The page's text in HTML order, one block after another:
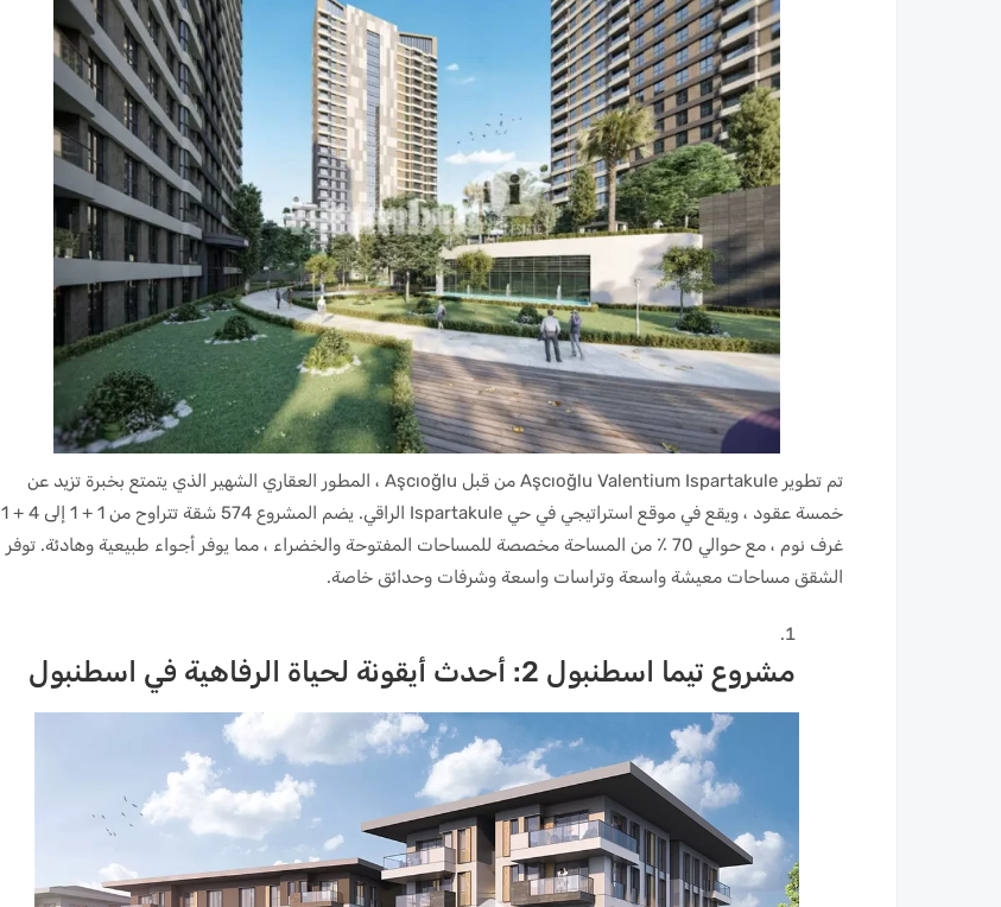
تم تطوير Aşcıoğlu Valentium Ispartakule من قبل Aşcıoğlu ، المطور العقاري الشهير الذي يتمتع بخبرة تزيد عن
خمسة عقود ، ويقع في موقع استراتيجي في حي Ispartakule الراقي. يضم المشروع 574 شقة تتراوح من 1 + 1 إلى 4 + 1
غرف نوم ، مع حوالي 70 ٪ من المساحة مخصصة للمساحات المفتوحة والخضراء ، مما يوفر أجواء طبيعية وهادئة. توفر
الشقق مساحات معيشة واسعة وتراسات واسعة وشرفات وحدائق خاصة.
مشروع تيما اسطنبول 2: أحدث أيقونة لحياة الرفاهية في اسطنبول